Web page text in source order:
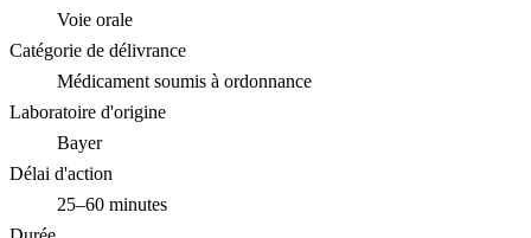
Voie orale
Catégorie de délivrance
Médicament soumis à ordonnance
Laboratoire d'origine
Bayer
Délai d'action
25–60 minutes